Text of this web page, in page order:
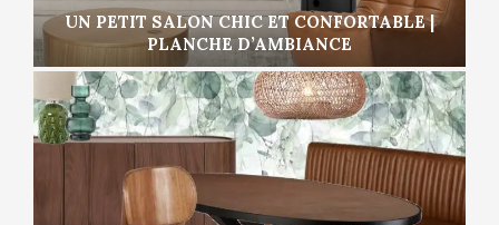
UN PETIT SALON CHIC ET CONFORTABLE |
PLANCHE D’AMBIANCE